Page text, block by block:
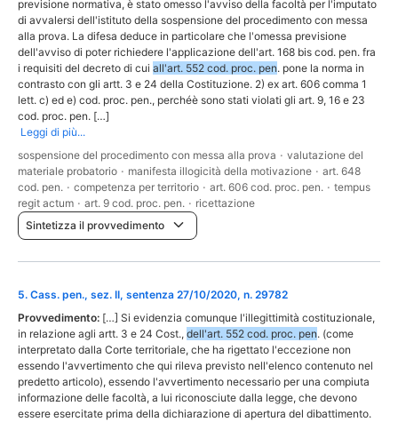
previsione normativa, è stato omesso l'avviso della facoltà per l'imputato
di avvalersi dell'istituto della sospensione del procedimento con messa
alla prova. La difesa deduce in particolare che l'omessa previsione
dell'avviso di poter richiedere l'applicazione dell'art. 168 bis cod. pen. fra
i requisiti del decreto di cui all'art. 552 cod. proc. pen. pone la norma in
contrasto con gli artt. 3 e 24 della Costituzione. 2) ex art. 606 comma 1
lett. c) ed e) cod. proc. pen., perchéè sono stati violati gli art. 9, 16 e 23
cod. proc. pen. […]
Leggi di più...
sospensione del procedimento con messa alla prova · valutazione del
materiale probatorio · manifesta illogicità della motivazione · art. 648
cod. pen. · competenza per territorio · art. 606 cod. proc. pen. · tempus
regit actum · art. 9 cod. proc. pen. · ricettazione
Sintetizza il provvedimento
5. Cass. pen., sez. II, sentenza 27/10/2020, n. 29782
Provvedimento: […] Si evidenzia comunque l'illegittimità costituzionale,
in relazione agli artt. 3 e 24 Cost., dell'art. 552 cod. proc. pen. (come
interpretato dalla Corte territoriale, che ha rigettato l'eccezione non
essendo l'avvertimento che qui rileva previsto nell'elenco contenuto nel
predetto articolo), essendo l'avvertimento necessario per una compiuta
informazione delle facoltà, a lui riconosciute dalla legge, che devono
essere esercitate prima della dichiarazione di apertura del dibattimento.